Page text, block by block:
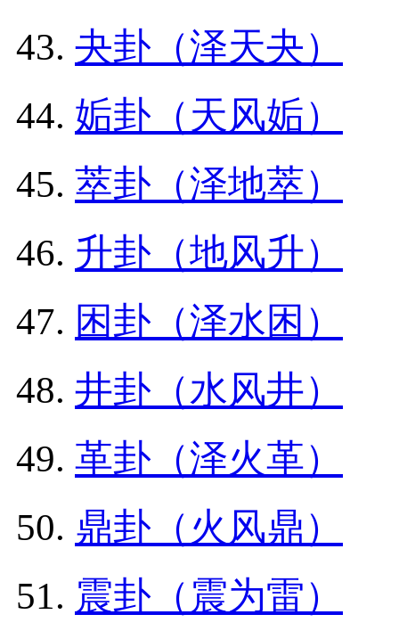
夬卦（泽天夬）
姤卦（天风姤）
萃卦（泽地萃）
升卦（地风升）
困卦（泽水困）
井卦（水风井）
革卦（泽火革）
鼎卦（火风鼎）
震卦（震为雷）